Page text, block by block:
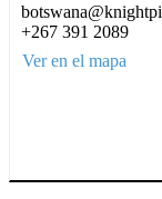
+267 391 2089
Ver en el mapa